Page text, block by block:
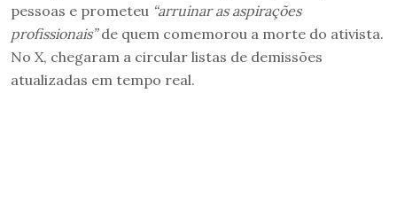
pessoas e prometeu “arruinar as aspirações
profissionais”de quem comemorou a morte do ativista.
No X, chegaram a circular listas de demissões
atualizadas em tempo real.